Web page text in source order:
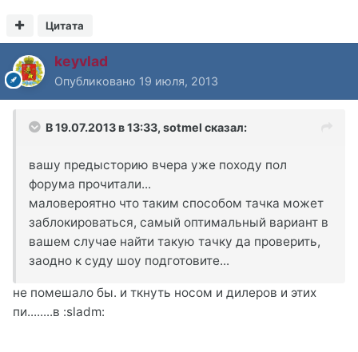
Цитата
keyvlad
Опубликовано 19 июля, 2013
В 19.07.2013 в 13:33, sotmel сказал:
вашу предысторию вчера уже походу пол
форума прочитали...
маловероятно что таким способом тачка может
заблокироваться, самый оптимальный вариант в
вашем случае найти такую тачку да проверить,
заодно к суду шоу подготовите...
не помешало бы. и ткнуть носом и дилеров и этих
пи........в :sladm: